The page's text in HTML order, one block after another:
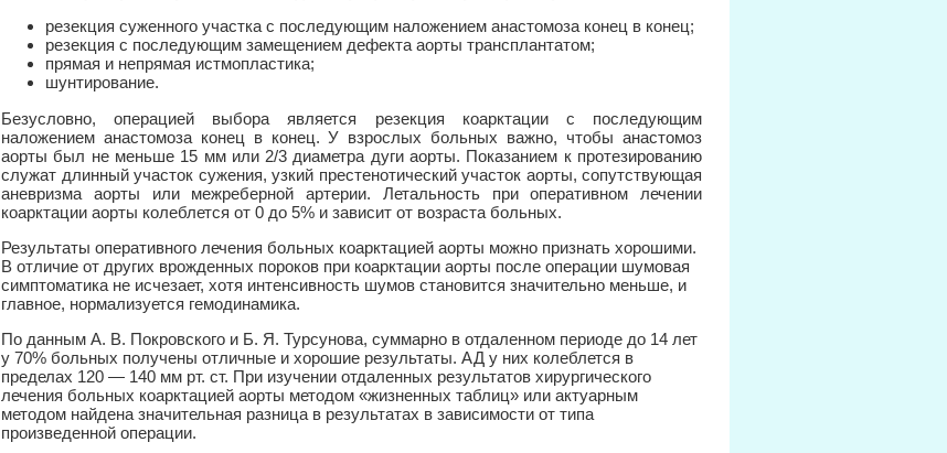
резекция суженного участка с последующим наложением анастомоза конец в конец;
резекция с последующим замещением дефекта аорты трансплантатом;
прямая и непрямая истмопластика;
шунтирование.
Безусловно, операцией выбора является резекция коарктации с последующим
наложением анастомоза конец в конец. У взрослых больных важно, чтобы анастомоз
аорты был не меньше 15 мм или 2/3 диаметра дуги аорты. Показанием к протезированию
служат длинный участок сужения, узкий престенотический участок аорты, сопутствующая
аневризма аорты или межреберной артерии. Летальность при оперативном лечении
коарктации аорты колеблется от 0 до 5% и зависит от возраста больных.
Результаты оперативного лечения больных коарктацией аорты можно признать хорошими.
В отличие от других врожденных пороков при коарктации аорты после операции шумовая
симптоматика не исчезает, хотя интенсивность шумов становится значительно меньше, и
главное, нормализуется гемодинамика.
По данным А. В. Покровского и Б. Я. Турсунова, суммарно в отдаленном периоде до 14 лет
у 70% больных получены отличные и хорошие результаты. АД у них колеблется в
пределах 120 — 140 мм рт. ст. При изучении отдаленных результатов хирургического
лечения больных коарктацией аорты методом «жизненных таблиц» или актуарным
методом найдена значительная разница в результатах в зависимости от типа
произведенной операции.